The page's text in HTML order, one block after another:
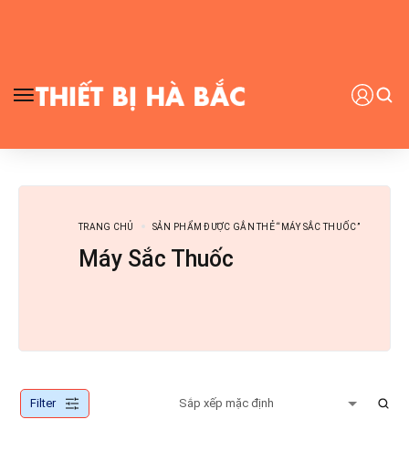
TRANG CHỦ SẢN PHẨM ĐƯỢC GẮN THẺ “MÁY SẮC THUỐC”
Máy Sắc Thuốc
Filter